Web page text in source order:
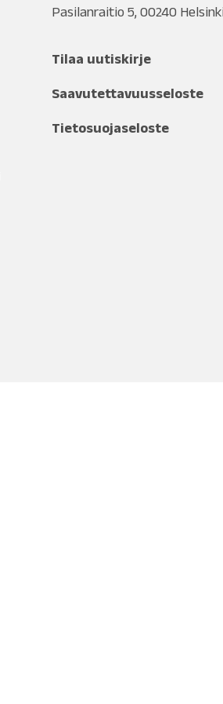
Pasilanraitio 5, 00240
Tilaa uutiskirje
Saavutettavuusseloste
Tietosuojaseloste